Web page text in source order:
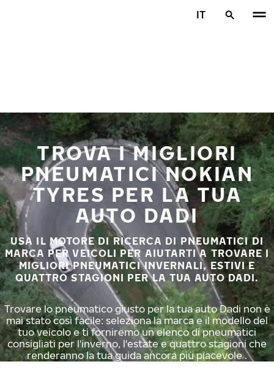
IT
TROVA I MIGLIORI
PNEUMATICI NOKIAN
TYRES PER LA TUA
AUTO DADI
USA IL MOTORE DI RICERCA DI PNEUMATICI DI
MARCA PER VEICOLI PER AIUTARTI A TROVARE I
MIGLIORI PNEUMATICI INVERNALI, ESTIVI E
QUATTRO STAGIONI PER LA TUA AUTO DADI.
Trovare lo pneumatico giusto per la tua auto Dadi non è
mai stato così facile: seleziona la marca e il modello del
tuo veicolo e ti forniremo un elenco di pneumatici
consigliati per l'inverno, l'estate e quattro stagioni che
renderanno la tua guida ancora più piacevole .